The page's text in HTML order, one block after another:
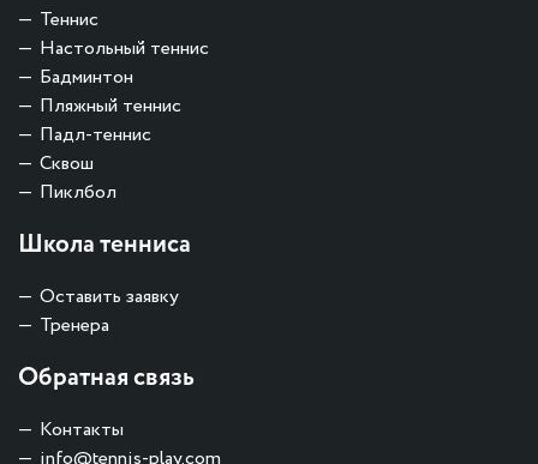
Теннис
Настольный теннис
Бадминтон
Пляжный теннис
Падл-теннис
Сквош
Пиклбол
Школа тенниса
Оставить заявку
Тренера
Обратная связь
Контакты